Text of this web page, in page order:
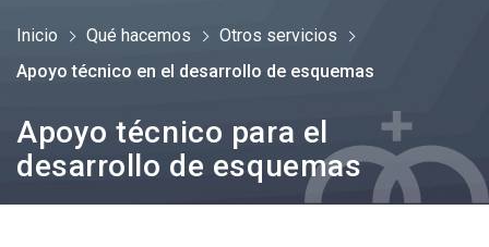
Inicio Qué hacemos
Otros servicios
Apoyo técnico en el desarrollo de esquemas
Apoyo técnico para el
desarrollo de esquemas